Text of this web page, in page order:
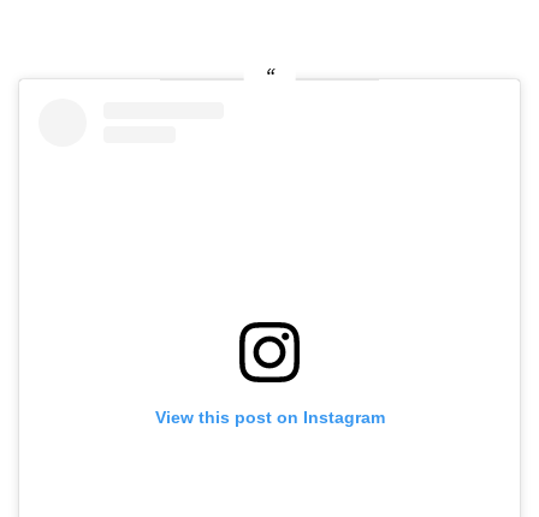
View this post on Instagram